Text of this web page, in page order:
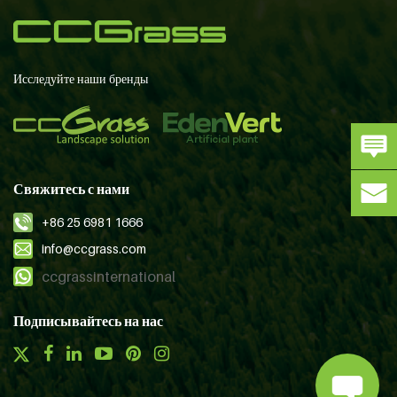
Исследуйте наши бренды
Свяжитесь с нами
+86 25 6981 1666
info@ccgrass.com
ccgrassinternational
Подписывайтесь на нас